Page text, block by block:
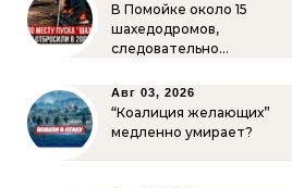
В Помойке около 15
шахедодромов,
следовательно…
Авг 03, 2026
“Коалиция желающих”
медленно умирает?